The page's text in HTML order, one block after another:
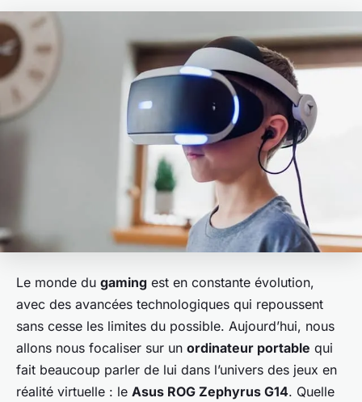
Le monde du gaming est en constante évolution,
avec des avancées technologiques qui repoussent
sans cesse les limites du possible. Aujourd’hui, nous
allons nous focaliser sur un ordinateur portable qui
fait beaucoup parler de lui dans l’univers des jeux en
réalité virtuelle : le Asus ROG Zephyrus G14. Quelle